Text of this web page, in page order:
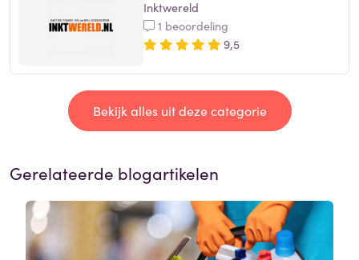
Inktwereld
1 beoordeling
9,5
Bekijk alles uit deze categorie
Gerelateerde blogartikelen